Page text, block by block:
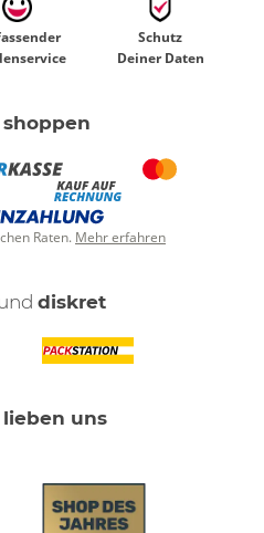
Schutz
Deiner Daten
shoppen
Raten. Mehr erfahren
diskret
lieben uns